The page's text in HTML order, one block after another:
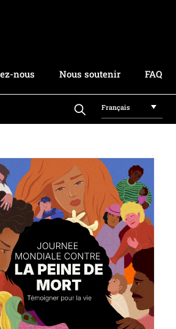
nous Nous soutenir FAQ
Français